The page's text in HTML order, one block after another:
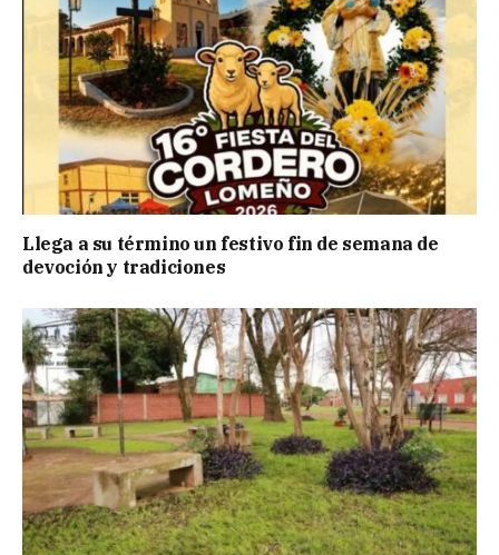
Llega a su término un festivo fin de semana de
devoción y tradiciones